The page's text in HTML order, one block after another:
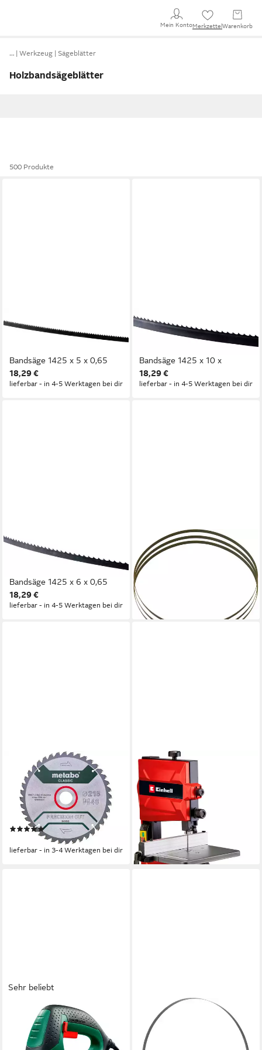
Mein KontoMerkzettel Warenkorb
… Werkzeug Sägeblätter
Holzbandsägeblätter
500 Produkte
GÜDE
Bandsägeblatt Güde
Bandsäge 1425 x 5 x 0,65
18,29 €
lieferbar - in 4-5 Werktagen bei dir
GÜDE
Bandsägeblatt Güde
Sägeband GBS 200 für
Bandsäge 1425 x 10 x
18,29 €
lieferbar - in 4-5 Werktagen bei dir
GÜDE
Bandsägeblatt Güde
Sägeband GBS 200 für
Bandsäge 1425 x 6 x 0,65
18,29 €
lieferbar - in 4-5 Werktagen bei dir
GÜDE
Bandsägeblatt Güde
Sägeband GBS 315
METABO
Kreissägeblatt Precision Cut
216 x 2,4 x 30mm (1-St), für
Holz 216xx2,4x30 mm, 40
Zähne
(2)
ab 18,89 €
lieferbar - in 3-4 Werktagen bei dir
EINHELL
Bandsäge TC-SB 200/1, 250
Watt, Sägetisch stufenlos
neigbar
159,99 €
UVP174,95 €
-9%
lieferbar - in 3-4 Werktagen bei dir
Sehr beliebt
BOSCH HOME & GARDEN
Stichsäge »PST 650
Compact«, 500 W, leicht und
HOLZMANN
Bandsägeblatt Holzmann
Maschinen